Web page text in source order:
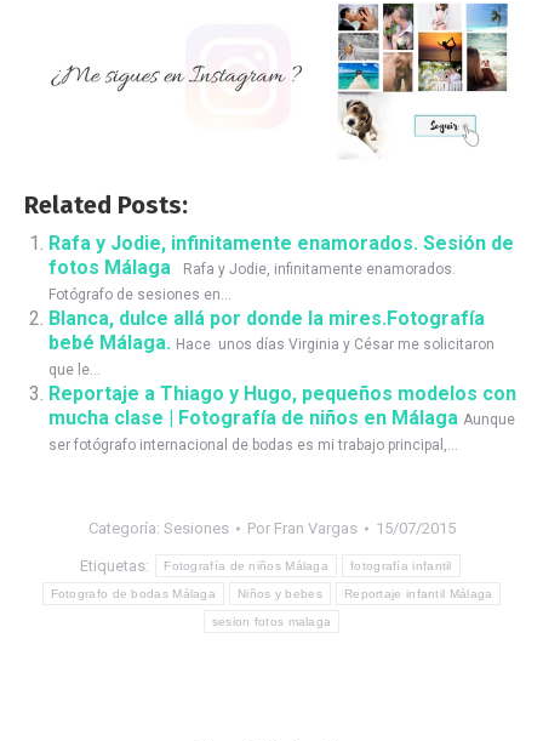
Related Posts:
Rafa y Jodie, infinitamente enamorados. Sesión de
fotos Málaga
Rafa y Jodie, infinitamente enamorados.
Fotógrafo de sesiones en...
Blanca, dulce allá por donde la mires.Fotografía
bebé Málaga. Hace unos días Virginia y César me solicitaron
que le...
Reportaje a Thiago y Hugo, pequeños modelos con
mucha clase | Fotografía de niños en Málaga Aunque
ser fotógrafo internacional de bodas es mi trabajo principal,...
Categoría: Sesiones Por Fran Vargas 15/07/2015
Etiquetas: Fotografía de niños Málaga fotografía infantil
Fotografo de bodas Málaga Niños y bebes Reportaje infantil Málaga
sesion fotos malaga